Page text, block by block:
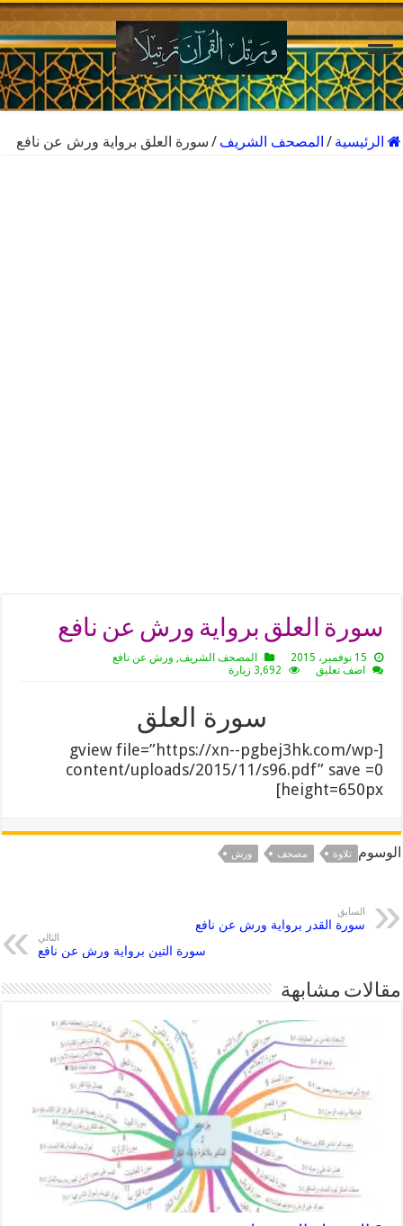
الرئيسية / المصحف الشريف / سورة العلق برواية ورش عن نافع
سورة العلق برواية ورش عن نافع
15 نوفمبر، 2015 المصحف الشريف, ورش عن نافع
اضف تعليق
3,692 زيارة
سورة العلق
[gview file=”https://xn--pgbej3hk.com/wp-
content/uploads/2015/11/s96.pdf” save =0
height=650px]
الوسوم تلاوة مصحف ورش
السابق
سورة القدر برواية ورش عن نافع
التالي
سورة التين برواية ورش عن نافع
مقالات مشابهة